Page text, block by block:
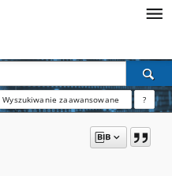
Wyszukiwanie zaawansowane ?